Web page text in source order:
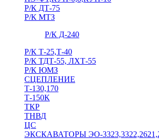
Р/К ДТ-75
Р/К МТЗ
Р/К Д-240
Р/К Т-25,Т-40
Р/К ТДТ-55, ЛХТ-55
Р/К ЮМЗ
СЦЕПЛЕНИЕ
Т-130,170
Т-150К
ТКР
ТНВД
ЦС
ЭКСКАВАТОРЫ ЭО-